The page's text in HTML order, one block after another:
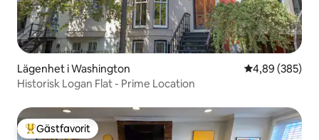
Lägenhet i Washington 4,89 av 5 i
4,89 (385)
Historisk Logan Flat - Prime Location
Populär gästfavorit
Gästfavorit